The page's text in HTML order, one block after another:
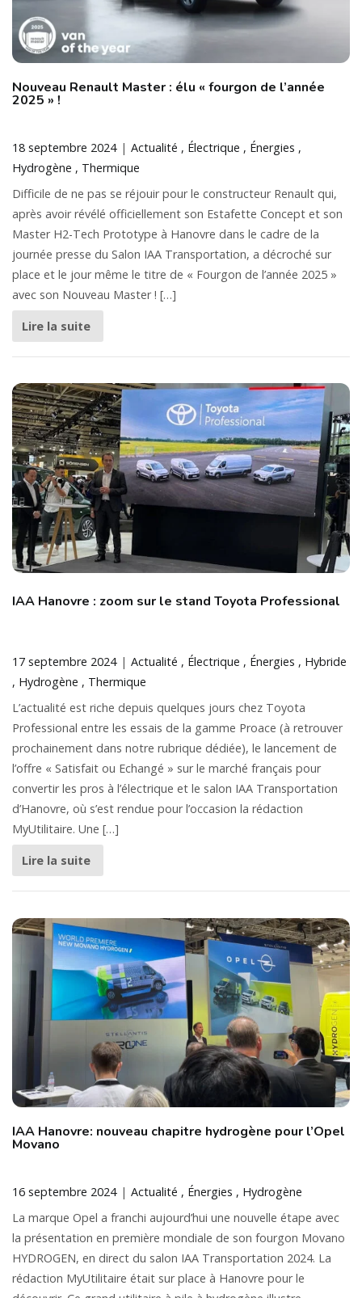
Nouveau Renault Master : élu « fourgon de l’année
2025 » !
18 septembre 2024 Actualité Électrique
Énergies
Hydrogène
Thermique
Difficile de ne pas se réjouir pour le constructeur Renault qui,
après avoir révélé officiellement son Estafette Concept et son
Master H2-Tech Prototype à Hanovre dans le cadre de la
journée presse du Salon IAA Transportation, a décroché sur
place et le jour même le titre de « Fourgon de l’année 2025 »
avec son Nouveau Master ! […]
Lire la suite
IAA Hanovre : zoom sur le stand Toyota Professional
17 septembre 2024 Actualité Électrique Énergies
Hybride
Hydrogène
Thermique
L’actualité est riche depuis quelques jours chez Toyota
Professional entre les essais de la gamme Proace (à retrouver
prochainement dans notre rubrique dédiée), le lancement de
l’offre « Satisfait ou Echangé » sur le marché français pour
convertir les pros à l’électrique et le salon IAA Transportation
d’Hanovre, où s’est rendue pour l’occasion la rédaction
MyUtilitaire. Une […]
Lire la suite
IAA Hanovre: nouveau chapitre hydrogène pour l’Opel
Movano
16 septembre 2024 Actualité Énergies
Hydrogène
La marque Opel a franchi aujourd’hui une nouvelle étape avec
la présentation en première mondiale de son fourgon Movano
HYDROGEN, en direct du salon IAA Transportation 2024. La
rédaction MyUtilitaire était sur place à Hanovre pour le